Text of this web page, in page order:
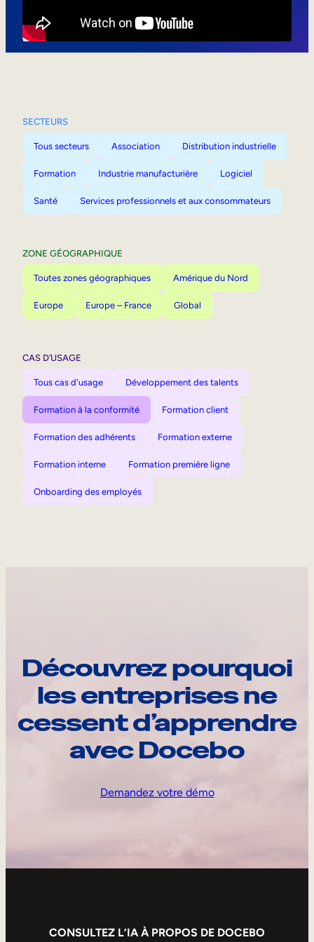
SECTEURS
Tous secteurs Association Distribution industrielle
Formation Industrie manufacturière Logiciel
Santé Services professionnels et aux consommateurs
ZONE GÉOGRAPHIQUE
Toutes zones géographiques Amérique du Nord
Europe Europe – France Global
CAS D’USAGE
Tous cas d'usage Développement des talents
Formation à la conformité Formation client
Formation des adhérents Formation externe
Formation interne Formation première ligne
Onboarding des employés
Découvrez pourquoi
les entreprises ne
cessent d’apprendre
avec Docebo
Demandez votre démo
CONSULTEZ L’IA À PROPOS DE DOCEBO